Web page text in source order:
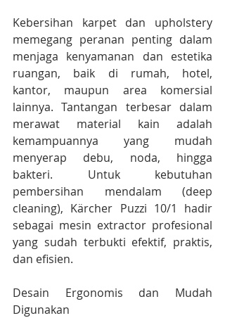
Kebersihan karpet dan upholstery
memegang peranan penting dalam
menjaga kenyamanan dan estetika
ruangan, baik di rumah, hotel,
kantor, maupun area komersial
lainnya. Tantangan terbesar dalam
merawat material kain adalah
kemampuannya yang mudah
menyerap debu, noda, hingga
bakteri. Untuk kebutuhan
pembersihan mendalam (deep
cleaning), Kärcher Puzzi 10/1 hadir
sebagai mesin extractor profesional
yang sudah terbukti efektif, praktis,
dan efisien.
Desain Ergonomis dan Mudah
Digunakan